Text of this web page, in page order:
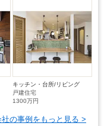
キッチン・台所/リビング
戸建住宅
1300万円
社の事例をもっと見る >